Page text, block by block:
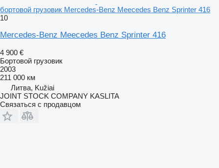
бортовой грузовик Mercedes-Benz Meecedes Benz Sprinter 416
10
Mercedes-Benz Meecedes Benz Sprinter 416
4 900 €
Бортовой грузовик
2003
211 000 км
Литва, Kužiai
JOINT STOCK COMPANY KASLITA
Связаться с продавцом